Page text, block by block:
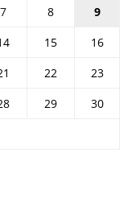
7 8
9
15
16
22
23
29
30